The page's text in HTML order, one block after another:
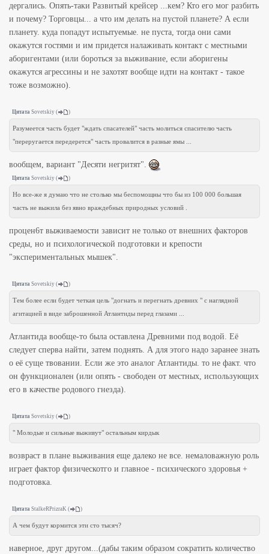
дергались. Опять-таки Развитый крейсер ...кем? Кто его мог разбить
и почему? Торговцы... а что им делать на пустой планете? А если
планету. куда попадут испытуемые. не пуста, тогда они сами
окажутся гостями и им придется налаживать контакт с местными
аборигентами (или бороться за выживание, если аборигены
окажутся агрессины и не захотят вообще идти на контакт - такое
тоже возможно).
Цитата Sovetskiy ( )
Разумеется часть будет "ждать спасателей" часть молиться спасителю часть
"переругается передерется" часть провалится в разные ямы ...
вообщем, вариант "Десяти негритят".
Цитата Sovetskiy ( )
Но все-же я думаю что не столько мы беспомощны что бы из 100 000 большая
часть не выжила без явно враждебных природных условий .
процен6т выживаемости зависит не только от внешних факторов
среды, но и психологической подготовки и крепости
"экспериментальных мышек".
Цитата Sovetskiy ( )
Тем более если будет четкая цель "догнать и перегнать древних " с наглядной
агитацией в виде заброшенной Атлантиды перед глазами ...
Атлантида вообще-то была оставлена Древними под водой. Её
следует сперва найти, затем поднять. А для этого надо заранее знать
о её суще твовании. Если же это аналог Атлантиды. то не факт. что
он функционален (или опять - свободен от местных, использующих
его в качестве родового гнезда).
Цитата Sovetskiy ( )
" Молодые и сильные выживут" остальным кирдык
возвраст в плане выживания еще далеко не все. немаловажную роль
играет фактор физическотго и главное - психического здоровья +
подготовка.
Цитата StalkeRPrizraK ( )
А чем будут кормится эти сто тысяч?
наверное, друг другом...(дабы таким образом сократить количество